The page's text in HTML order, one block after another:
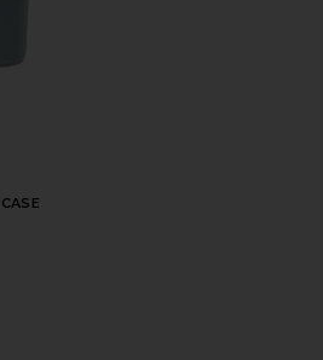
ПЛАТОК PAISLEY